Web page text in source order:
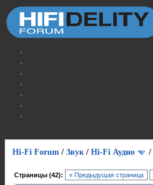
Hi-Fi Forum / Звук / Hi-Fi Аудио /
Страницы (42): « Предыдущая страница